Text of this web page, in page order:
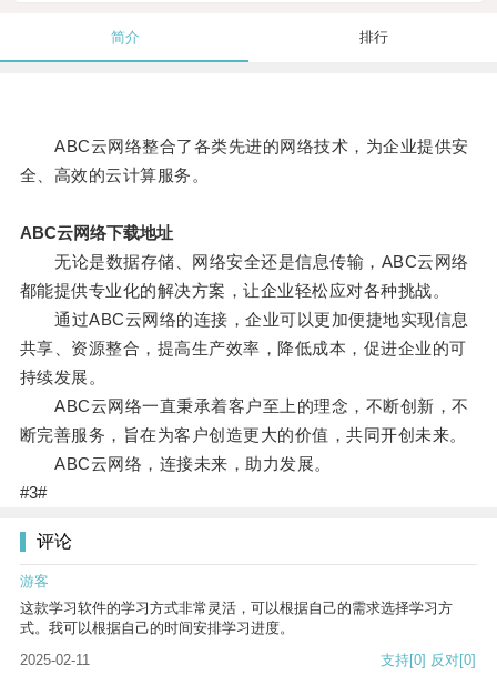
简介 排行
ABC云网络整合了各类先进的网络技术，为企业提供安
全、高效的云计算服务。
ABC云网络下载地址
无论是数据存储、网络安全还是信息传输，ABC云网络
都能提供专业化的解决方案，让企业轻松应对各种挑战。
通过ABC云网络的连接，企业可以更加便捷地实现信息
共享、资源整合，提高生产效率，降低成本，促进企业的可
持续发展。
ABC云网络一直秉承着客户至上的理念，不断创新，不
断完善服务，旨在为客户创造更大的价值，共同开创未来。
ABC云网络，连接未来，助力发展。
#3#
评论
游客
这款学习软件的学习方式非常灵活，可以根据自己的需求选择学习方
式。我可以根据自己的时间安排学习进度。
2025-02-11
支持[0] 反对[0]